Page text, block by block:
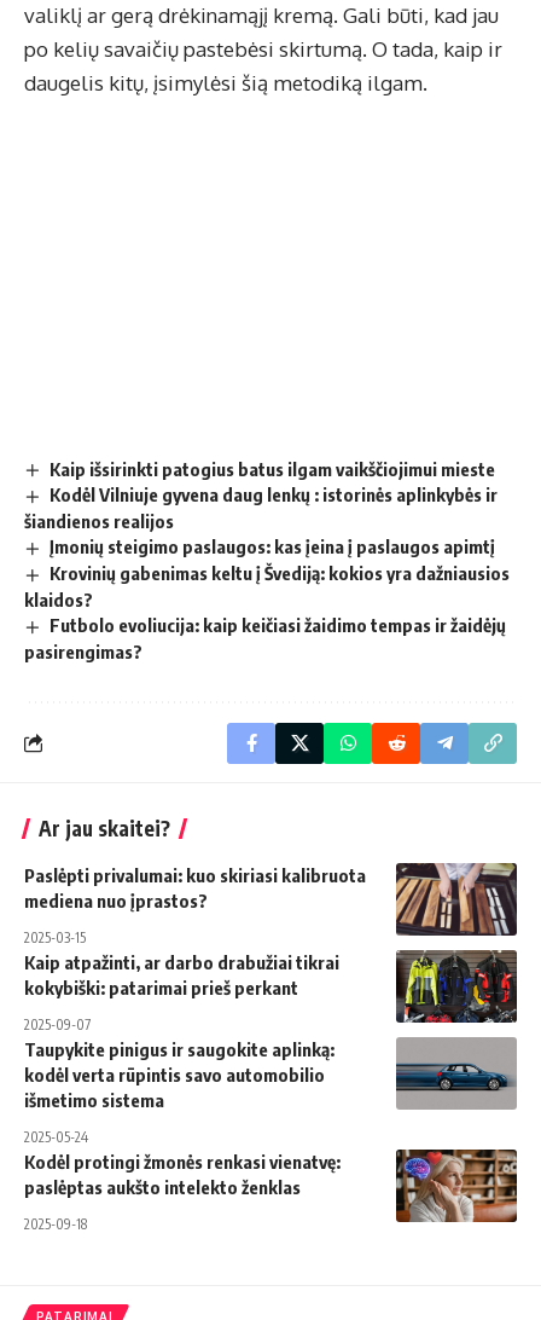
valiklį ar gerą drėkinamąjį kremą. Gali būti, kad jau
po kelių savaičių pastebėsi skirtumą. O tada, kaip ir
daugelis kitų, įsimylėsi šią metodiką ilgam.
Kaip išsirinkti patogius batus ilgam vaikščiojimui mieste
Kodėl Vilniuje gyvena daug lenkų : istorinės aplinkybės ir
šiandienos realijos
Įmonių steigimo paslaugos: kas įeina į paslaugos apimtį
Krovinių gabenimas keltu į Švediją: kokios yra dažniausios
klaidos?
Futbolo evoliucija: kaip keičiasi žaidimo tempas ir žaidėjų
pasirengimas?
Ar jau skaitei?
Paslėpti privalumai: kuo skiriasi kalibruota
mediena nuo įprastos?
2025-03-15
Kaip atpažinti, ar darbo drabužiai tikrai
kokybiški: patarimai prieš perkant
2025-09-07
Taupykite pinigus ir saugokite aplinką:
kodėl verta rūpintis savo automobilio
išmetimo sistema
2025-05-24
Kodėl protingi žmonės renkasi vienatvę:
paslėptas aukšto intelekto ženklas
2025-09-18
PATARIMAI